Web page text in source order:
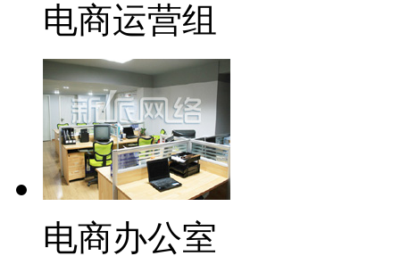
电商运营组
电商办公室